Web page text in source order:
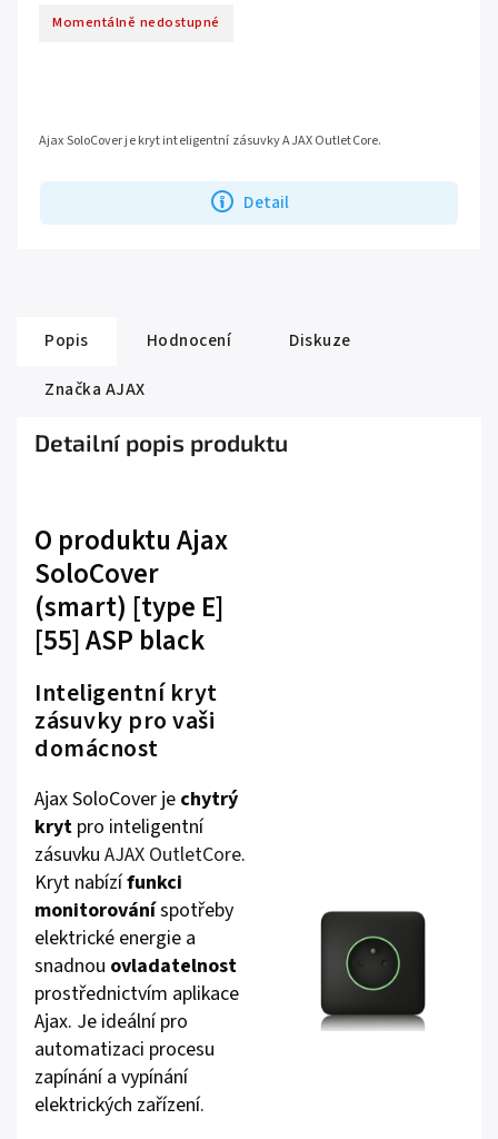
Momentálně nedostupné
Detail
Ajax SoloCover je kryt inteligentní zásuvky AJAX OutletCore.
Popis Hodnocení
Diskuze
Značka AJAX
Detailní popis produktu
O produktu Ajax
SoloCover
(smart) [type E]
[55] ASP black
Inteligentní kryt
zásuvky pro vaši
domácnost
Ajax SoloCover je chytrý
kryt pro inteligentní
zásuvku AJAX OutletCore.
Kryt nabízífunkci
monitorováníspotřeby
elektrické energie a
snadnou ovladatelnost
prostřednictvím aplikace
Ajax. Je ideální pro
automatizaci procesu
zapínání a vypínání
elektrických zařízení.